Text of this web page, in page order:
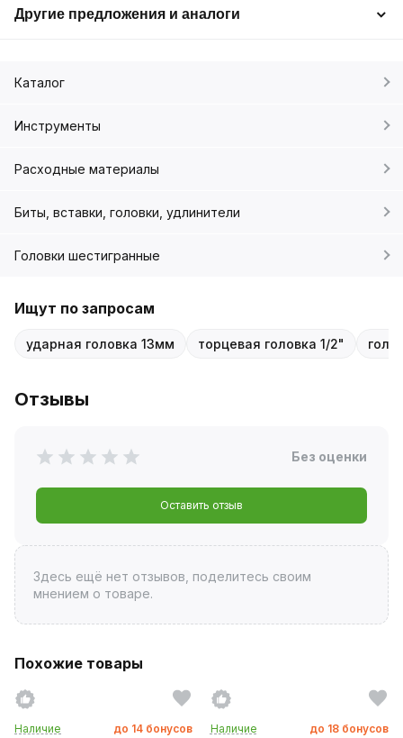
Другие предложения и аналоги
Каталог
Инструменты
Расходные материалы
Биты, вставки, головки, удлинители
Головки шестигранные
Ищут по запросам
ударная головка 13мм торцевая головка 1/2"
Отзывы
Без оценки
Оставить отзыв
Здесь ещё нет отзывов, поделитесь своим
мнением о товаре.
Похожие товары
Наличие до 14 бонусов
Наличие до 18 бонусов